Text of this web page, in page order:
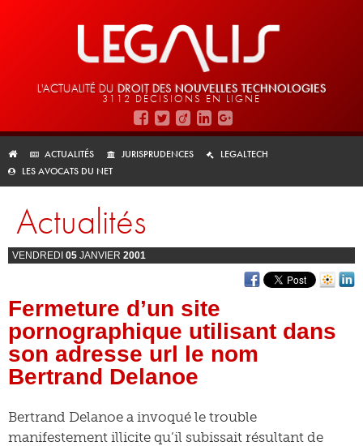
L'ACTUALITÉ DU DROIT DES NOUVELLES TECHNOLOGIES
3112 DÉCISIONS EN LIGNE
ACTUALITÉS JURISPRUDENCES
LEGALTECH
LES AVOCATS DU NET
Actualités
VENDREDI 05 JANVIER 2001
Fermeture d’un site
pornographique utilisant dans
son adresse url le nom
Bertrand Delanoe
Bertrand Delanoe a invoqué le trouble
manifestement illicite qu’il subissait résultant de